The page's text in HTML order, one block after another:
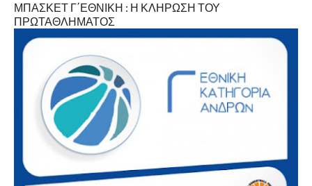
ΜΠΑΣΚΕΤ Γ΄ΕΘΝΙΚΗ : Η ΚΛΗΡΩΣΗ ΤΟΥ
ΠΡΩΤΑΘΛΗΜΑΤΟΣ